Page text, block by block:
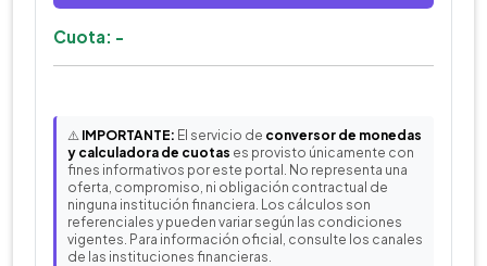
Cuota: -
⚠️ IMPORTANTE: El servicio de conversor de monedas
y calculadora de cuotas es provisto únicamente con
fines informativos por este portal. No representa una
oferta, compromiso, ni obligación contractual de
ninguna institución financiera. Los cálculos son
referenciales y pueden variar según las condiciones
vigentes. Para información oficial, consulte los canales
de las instituciones financieras.